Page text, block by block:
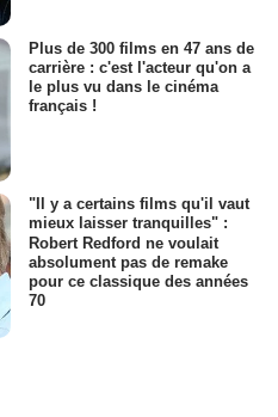
Plus de 300 films en 47 ans de
carrière : c'est l'acteur qu'on a
le plus vu dans le cinéma
français !
"Il y a certains films qu'il vaut
mieux laisser tranquilles" :
Robert Redford ne voulait
absolument pas de remake
pour ce classique des années
70